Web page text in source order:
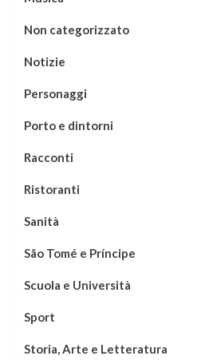
Non categorizzato
Notizie
Personaggi
Porto e dintorni
Racconti
Ristoranti
Sanità
São Tomé e Príncipe
Scuola e Università
Sport
Storia, Arte e Letteratura